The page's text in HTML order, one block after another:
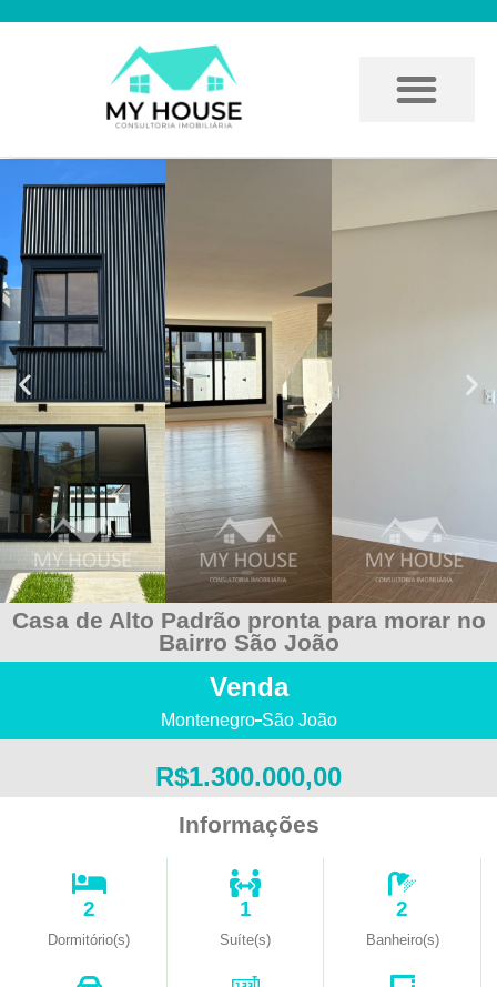
Casa de Alto Padrão pronta para morar no
Bairro São João
Venda
Montenegro São João
R$1.300.000,00
Informações
2
Dormitório(s)
1
Suíte(s)
2
Banheiro(s)